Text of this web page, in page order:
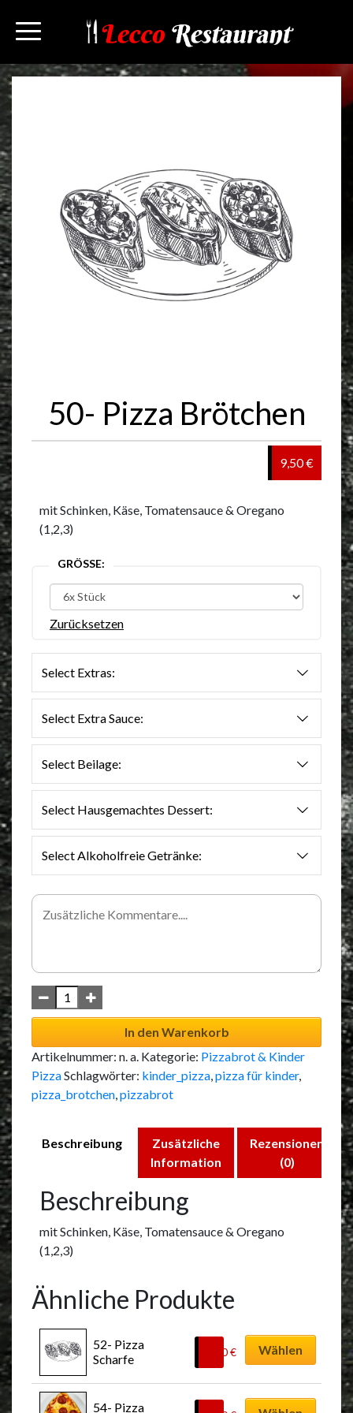
50- Pizza Brötchen
9,50 €
mit Schinken, Käse, Tomatensauce & Oregano
(1,2,3)
GRÖSSE:
Zurücksetzen
Select Extras:
Select Extra Sauce:
Select Beilage:
Select Hausgemachtes Dessert:
Select Alkoholfreie Getränke:
In den Warenkorb
Artikelnummer: n. a. Kategorie: Pizzabrot & Kinder
PizzaSchlagwörter: kinder_pizza pizza für kinder,
pizza_brotchen pizzabrot
Beschreibung
Zusätzliche
Information
Rezensionen
(0)
Beschreibung
mit Schinken, Käse, Tomatensauce & Oregano
(1,2,3)
Ähnliche Produkte
52- Pizza
Scharfe
8,50€ Wählen
Produkt
weist
mehrere
Varianten
54- Pizza